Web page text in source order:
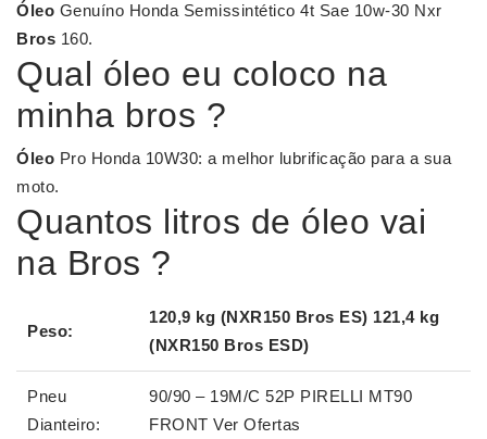
Óleo Genuíno Honda Semissintético 4t Sae 10w-30 Nxr
Bros 160.
Qual óleo eu coloco na
minha bros ?
Óleo Pro Honda 10W30: a melhor lubrificação para a sua
moto.
Quantos litros de óleo vai
na Bros ?
Peso:
120,9 kg (NXR150 Bros ES) 121,4 kg
(NXR150 Bros ESD)
Pneu
Dianteiro:
90/90 – 19M/C 52P PIRELLI MT90
FRONT Ver Ofertas